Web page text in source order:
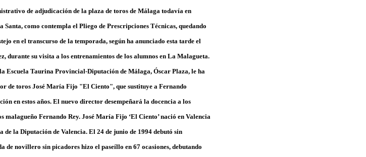
de adjudicación de la plaza de toros de Málaga todavía en
como contempla el Pliego de Prescripciones Técnicas, quedando
en el transcurso de la temporada, según ha anunciado esta tarde el
durante su visita a los entrenamientos de los alumnos en La Malagueta.
Escuela Taurina Provincial-Diputación de Málaga, Óscar Plaza, le ha
de toros José María Fijo "El Ciento", que sustituye a Fernando
en estos años. El nuevo director desempeñará la docencia a los
Fernando Rey. José María Fijo ‘El Ciento’ nació en Valencia
de la Diputación de Valencia. El 24 de junio de 1994 debutó sin
de novillero sin picadores hizo el paseíllo en 67 ocasiones, debutando